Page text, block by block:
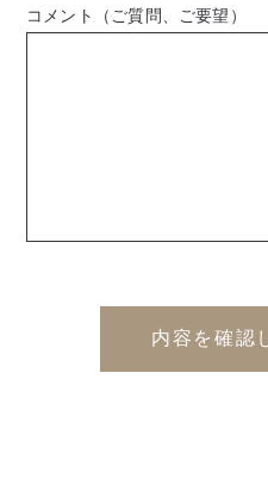
コメント（ご質問、ご要望）